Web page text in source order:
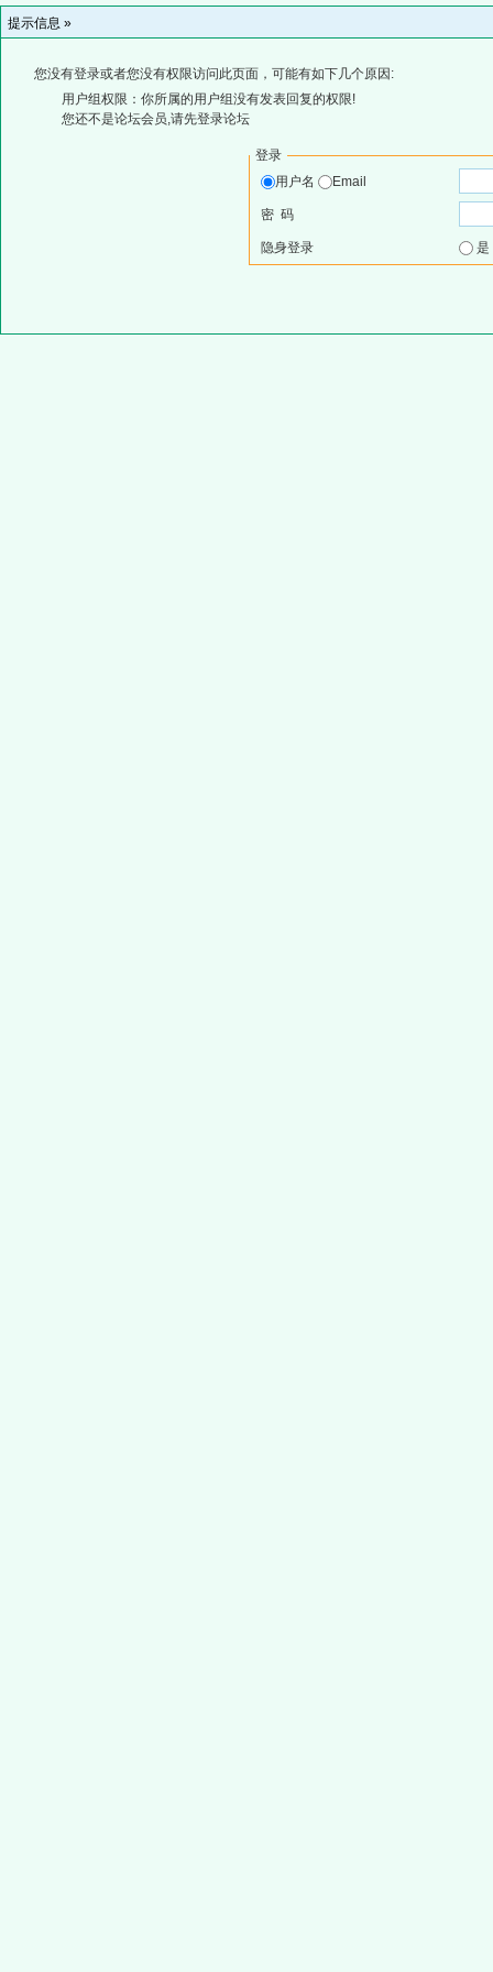
提示信息 »
您没有登录或者您没有权限访问此页面，可能有如下几个原因:
用户组权限：你所属的用户组没有发表回复的权限!
您还不是论坛会员,请先登录论坛
登录
用户名
Email
密 码
隐身登录